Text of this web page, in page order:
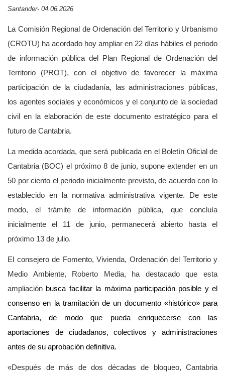
Santander- 04.06.2026
La Comisión Regional de Ordenación del Territorio y Urbanismo
(CROTU) ha acordado hoy ampliar en 22 días hábiles el periodo
de información pública del Plan Regional de Ordenación del
Territorio (PROT), con el objetivo de favorecer la máxima
participación de la ciudadanía, las administraciones públicas,
los agentes sociales y económicos y el conjunto de la sociedad
civil en la elaboración de este documento estratégico para el
futuro de Cantabria.
La medida acordada, que será publicada en el Boletín Oficial de
Cantabria (BOC) el próximo 8 de junio, supone extender en un
50 por ciento el periodo inicialmente previsto, de acuerdo con lo
establecido en la normativa administrativa vigente. De este
modo, el trámite de información pública, que concluía
inicialmente el 11 de junio, permanecerá abierto hasta el
próximo 13 de julio.
El consejero de Fomento, Vivienda, Ordenación del Territorio y
Medio Ambiente, Roberto Media, ha destacado que esta
ampliación busca facilitar la máxima participación posible y el
consenso en la tramitación de un documento «histórico» para
Cantabria, de modo que pueda enriquecerse con las
aportaciones de ciudadanos, colectivos y administraciones
antes de su aprobación definitiva.
«Después de más de dos décadas de bloqueo, Cantabria